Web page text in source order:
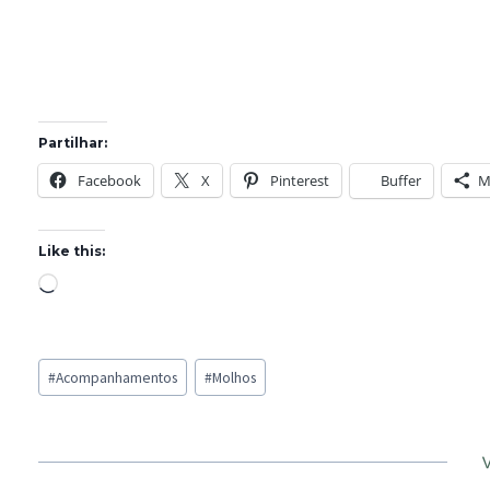
Partilhar:
Facebook X Pinterest Buffer
Like this:
L
d
i
g
Post
Tags:
#Acompanhamentos #Molhos